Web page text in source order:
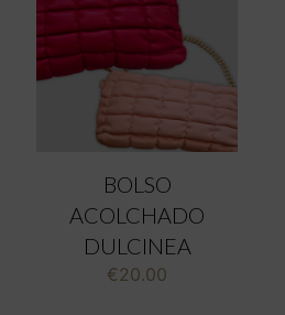
BOLSO
ACOLCHADO
DULCINEA
€ 20.00